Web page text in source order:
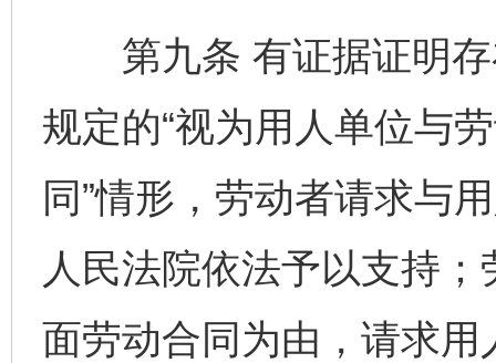
第九条 有证据证明存
规定的“视为用人单位与
同”情形，劳动者请求与
人民法院依法予以支持
面劳动合同为由，请求